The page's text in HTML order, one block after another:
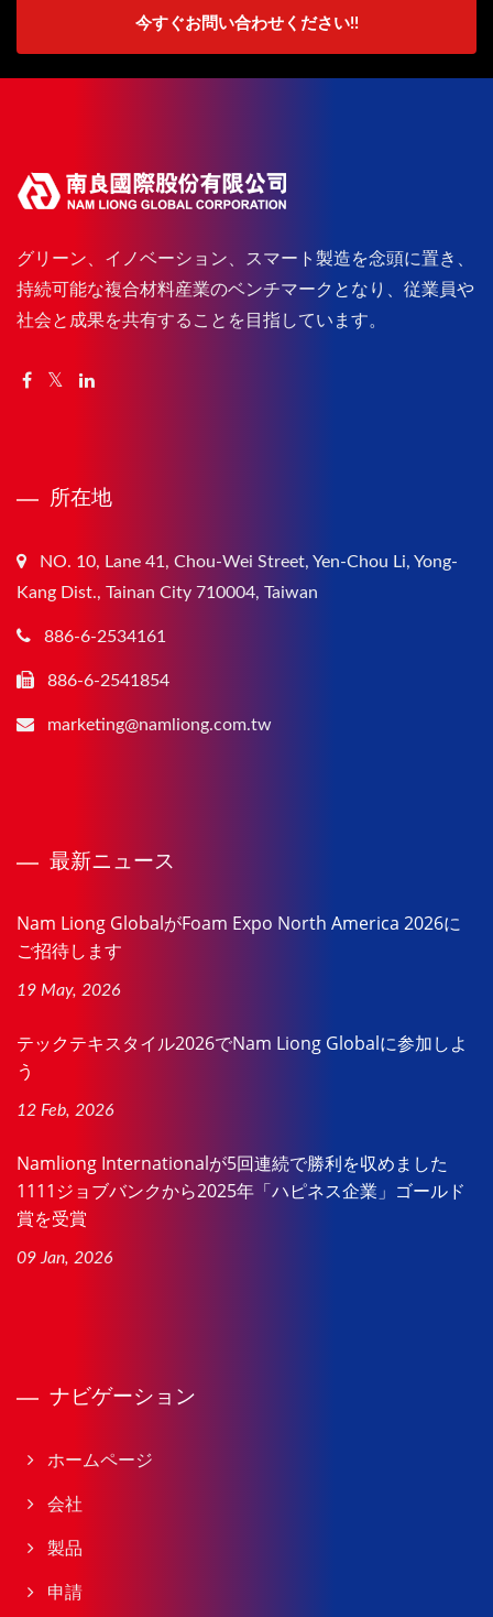
今すぐお問い合わせください!!
グリーン、イノベーション、スマート製造を念頭に置き、
持続可能な複合材料産業のベンチマークとなり、従業員や
社会と成果を共有することを目指しています。
所在地
NO. 10, Lane 41, Chou-Wei Street, Yen-Chou Li, Yong-
Kang Dist., Tainan City 710004, Taiwan
886-6-2534161
886-6-2541854
marketing@namliong.com.tw
最新ニュース
Nam Liong GlobalがFoam Expo North America 2026に
ご招待します
19 May, 2026
テックテキスタイル2026でNam Liong Globalに参加しよ
う
12 Feb, 2026
Namliong Internationalが5回連続で勝利を収めました
1111ジョブバンクから2025年「ハピネス企業」ゴールド
賞を受賞
09 Jan, 2026
ナビゲーション
ホームページ
会社
製品
申請